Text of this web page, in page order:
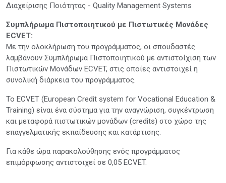
Διαχείρισης Ποιότητας - Quality Management Systems
Συμπλήρωμα Πιστοποιητικού με Πιστωτικές Μονάδες
ECVET:
Με την ολοκλήρωση του προγράμματος, οι σπουδαστές
λαμβάνουν Συμπλήρωμα Πιστοποιητικού με αντιστοίχιση των
Πιστωτικών Μονάδων ECVET, στις οποίες αντιστοιχεί η
συνολική διάρκεια του προγράμματος.
Το ECVET (European Credit system for Vocational Education &
Training) είναι ένα σύστημα για την αναγνώριση, συγκέντρωση
και μεταφορά πιστωτικών μονάδων (credits) στο χώρο της
επαγγελματικής εκπαίδευσης και κατάρτισης.
Για κάθε ώρα παρακολούθησης ενός προγράμματος
επιμόρφωσης αντιστοιχεί σε 0,05 ECVET.